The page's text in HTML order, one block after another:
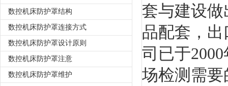
数控机床防护罩结构
数控机床防护罩连接方式
数控机床防护罩设计原则
数控机床防护罩注意
数控机床防护罩维护
套与建设
品配套，
司已于
场检测需要